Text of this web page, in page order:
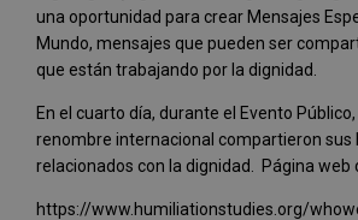
una oportunidad para crear Mensajes
Mundo, mensajes que pueden ser
que están trabajando por la dignidad.
En el cuarto día, durante el Evento
renombre internacional compartieron sus
relacionados con la dignidad. Página web
https://www.humiliationstudies.org/